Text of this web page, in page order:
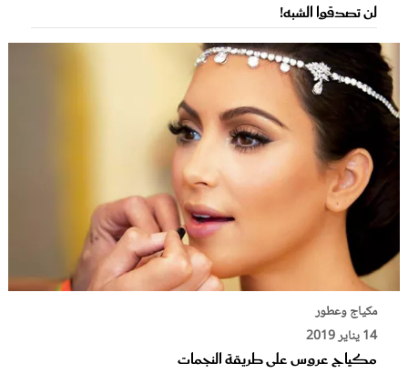
لن تصدقوا الشبه!
مكياج وعطور
14 يناير 2019
مكياج عروس على طريقة النجمات